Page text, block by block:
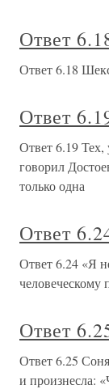
Ответ
Ответ 6.18
Ответ
Ответ 6.19 Тех,
говорил
только одна
Ответ
Ответ 6.24 «Я
человеческому
Ответ
Ответ 6.25
и произнесла: